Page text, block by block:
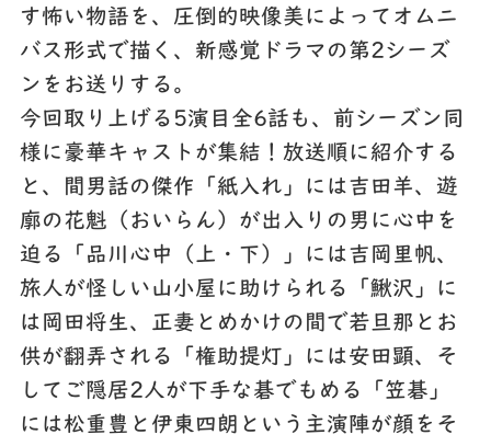
す怖い物語を、圧倒的映像美によってオムニ
バス形式で描く、新感覚ドラマの第2シーズ
ンをお送りする。
今回取り上げる5演目全6話も、前シーズン同
様に豪華キャストが集結！放送順に紹介する
と、間男話の傑作「紙入れ」には吉田羊、遊
廓の花魁（おいらん）が出入りの男に心中を
迫る「品川心中（上・下）」には吉岡里帆、
旅人が怪しい山小屋に助けられる「鰍沢」に
は岡田将生、正妻とめかけの間で若旦那とお
供が翻弄される「権助提灯」には安田顕、そ
してご隠居2人が下手な碁でもめる「笠碁」
には松重豊と伊東四朗という主演陣が顔をそ